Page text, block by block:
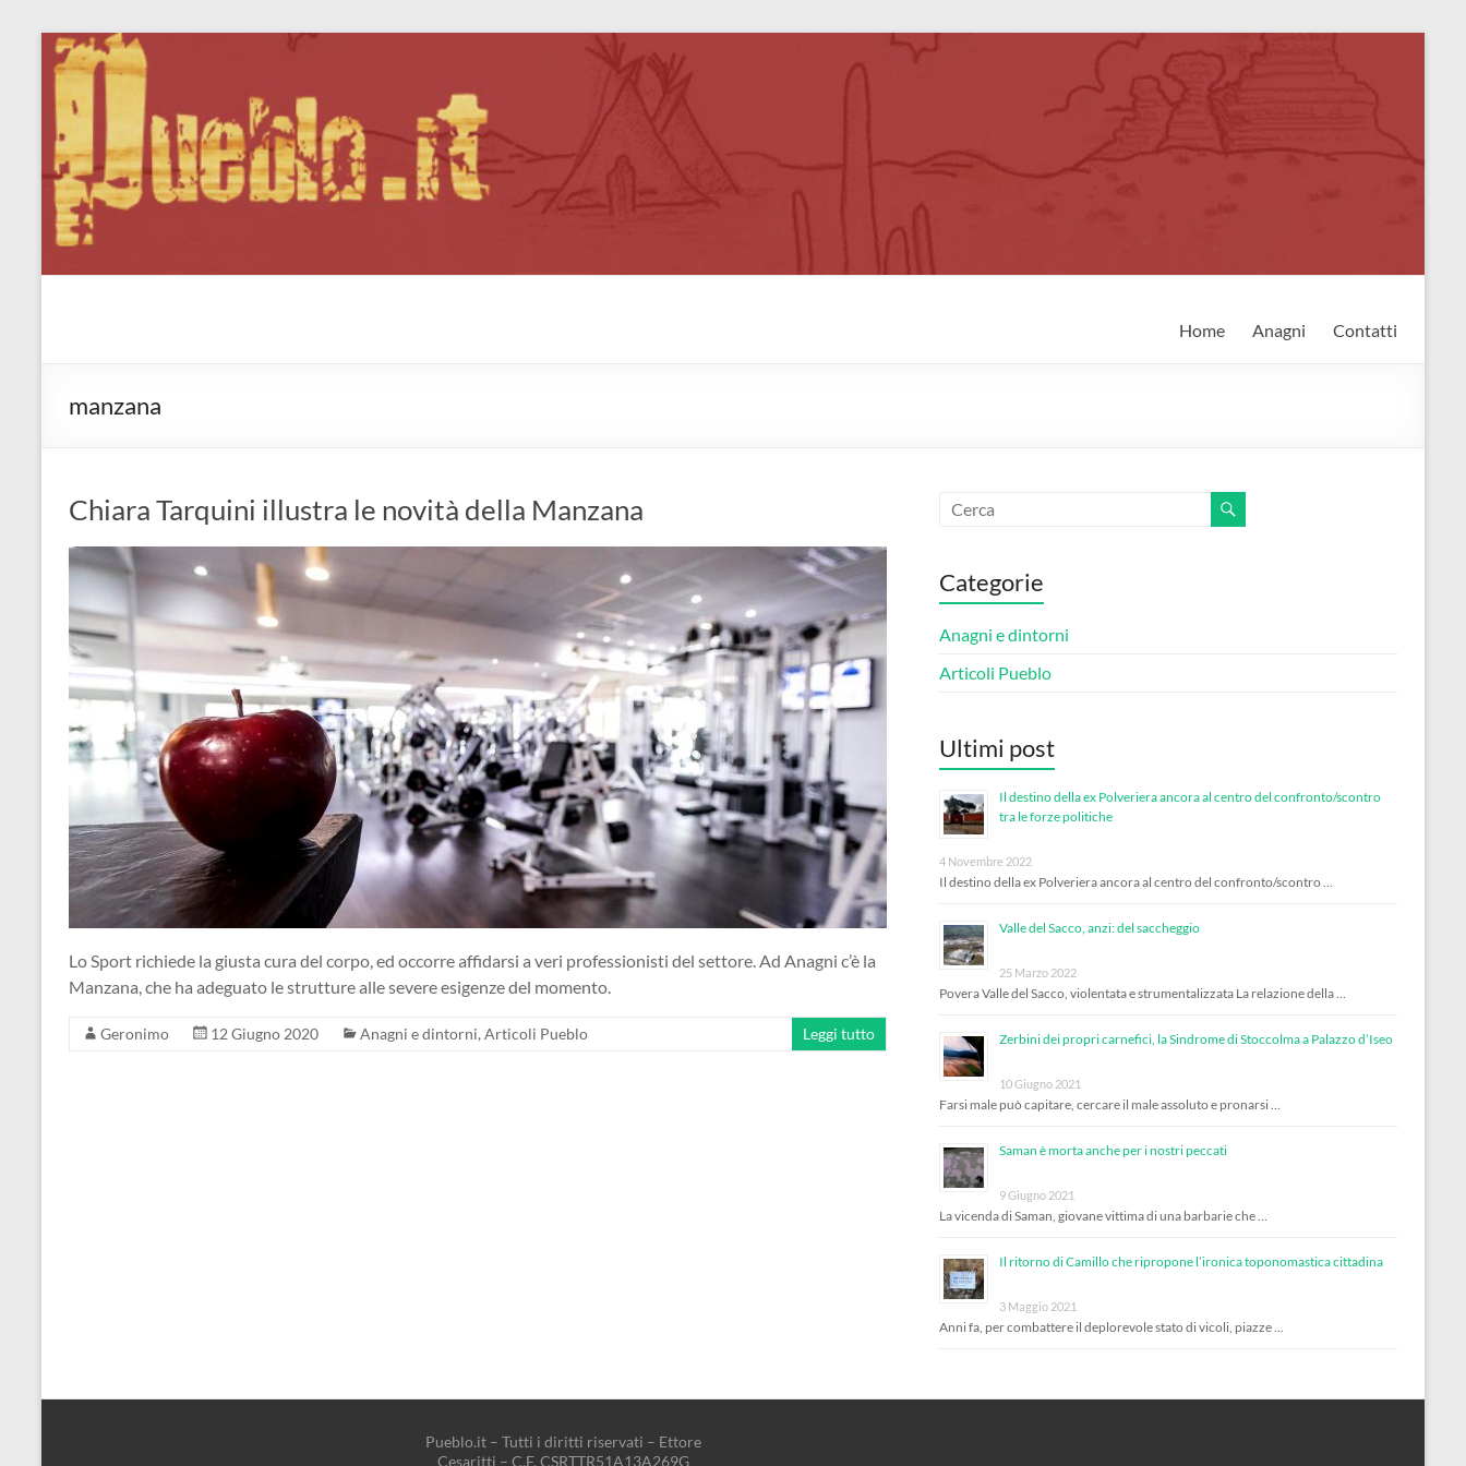
Salta
Home Anagni Contatti
manzana
Chiara Tarquini illustra le novità della Manzana
Lo Sport richiede la giusta cura del corpo, ed occorre affidarsi a veri professionisti del settore. Ad Anagni c’è la
Manzana, che ha adeguato le strutture alle severe esigenze del momento.
Geronimo 12 Giugno 2020 Anagni e dintorni, Articoli Pueblo Leggi tutto
Categorie
Anagni e dintorni
Articoli Pueblo
Ultimi post
Il destino della ex Polveriera ancora al centro del confronto/scontro
tra le forze politiche
4 Novembre 2022
Il destino della ex Polveriera ancora al centro del confronto/scontro …
Valle del Sacco, anzi: del saccheggio
25 Marzo 2022
Povera Valle del Sacco, violentata e strumentalizzata La relazione della …
Zerbini dei propri carnefici, la Sindrome di Stoccolma a Palazzo d’Iseo
10 Giugno 2021
Farsi male può capitare, cercare il male assoluto e pronarsi …
Saman è morta anche per i nostri peccati
9 Giugno 2021
La vicenda di Saman, giovane vittima di una barbarie che …
Il ritorno di Camillo che ripropone l’ironica toponomastica cittadina
3 Maggio 2021
Anni fa, per combattere il deplorevole stato di vicoli, piazze …
Pueblo.it – Tutti i diritti riservati – Ettore
Cesaritti – C.F. CSRTTR51A13A269G